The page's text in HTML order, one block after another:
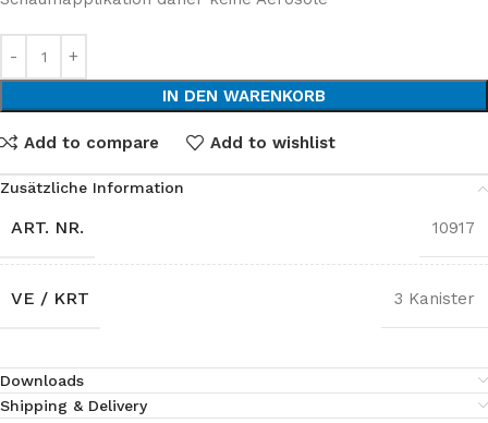
IN DEN WARENKORB
Add to compare Add to wishlist
Zusätzliche Information
ART. NR. 10917
VE / KRT 3 Kanister
Downloads
Shipping & Delivery